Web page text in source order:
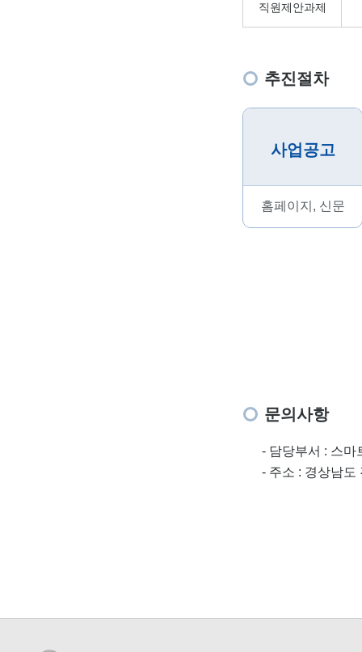
직원제안과제
추진절차
사업공고
홈페이지, 신문
문의사항
- 담당부서 : 스마
- 주소 : 경상남도